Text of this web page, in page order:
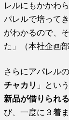
レルにもかかわ
パレルで培って
がわかるので、
た」（本社企画
さらにアパレル
チャカリ 」という
新品が借りられる
び、一度に３着